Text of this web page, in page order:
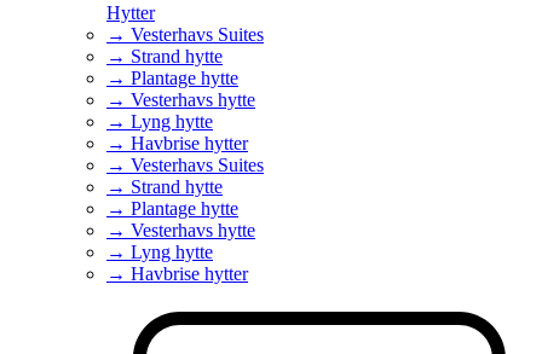
Hytter
→ Vesterhavs Suites
→ Strand hytte
→ Plantage hytte
→ Vesterhavs hytte
→ Lyng hytte
→ Havbrise hytter
→ Vesterhavs Suites
→ Strand hytte
→ Plantage hytte
→ Vesterhavs hytte
→ Lyng hytte
→ Havbrise hytter